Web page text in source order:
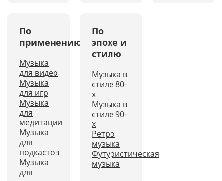
По
применению
Музыка
для видео
Музыка
для игр
Музыка
для
медитации
Музыка
для
подкастов
Музыка
для
По
эпохе и
стилю
Музыка в
стиле 80-
х
Музыка в
стиле 90-
х
Ретро
музыка
Футуристическая
музыка